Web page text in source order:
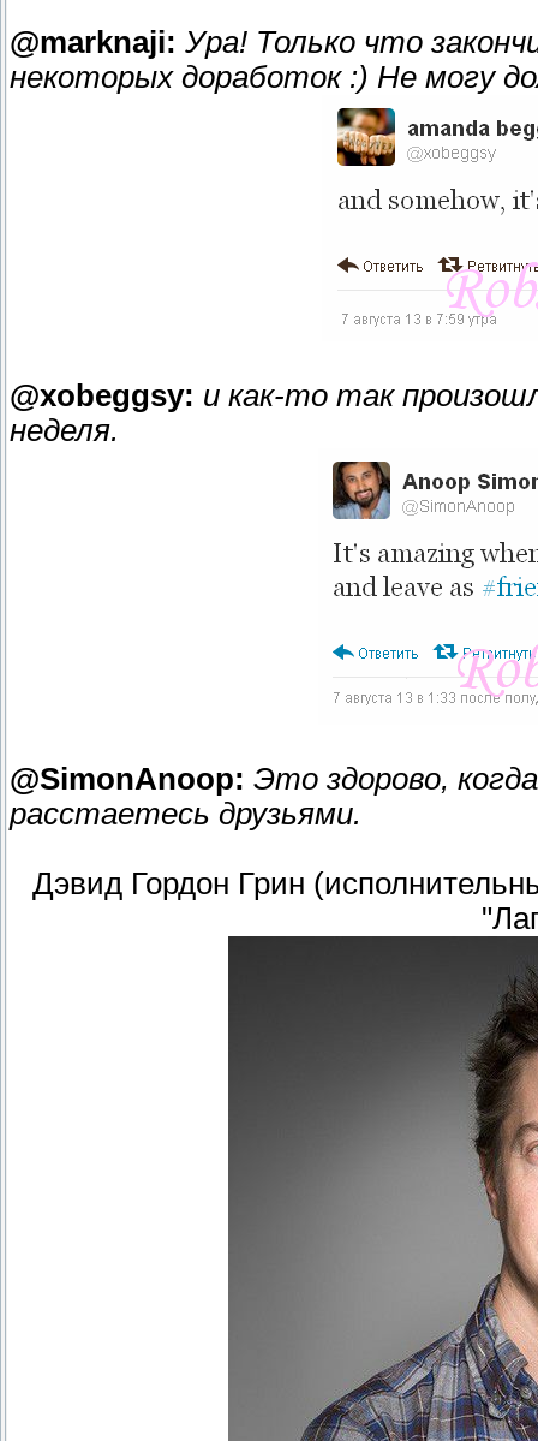
@marknaji: Ура! Только что
некоторых доработок :) Не могу
@xobeggsy: и как-то так
неделя.
@SimonAnoop: Это здорово,
расстаетесь друзьями.
Дэвид Гордон Грин